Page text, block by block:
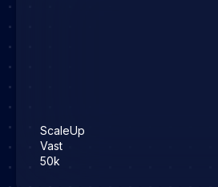
ScaleUp
Vast
50k